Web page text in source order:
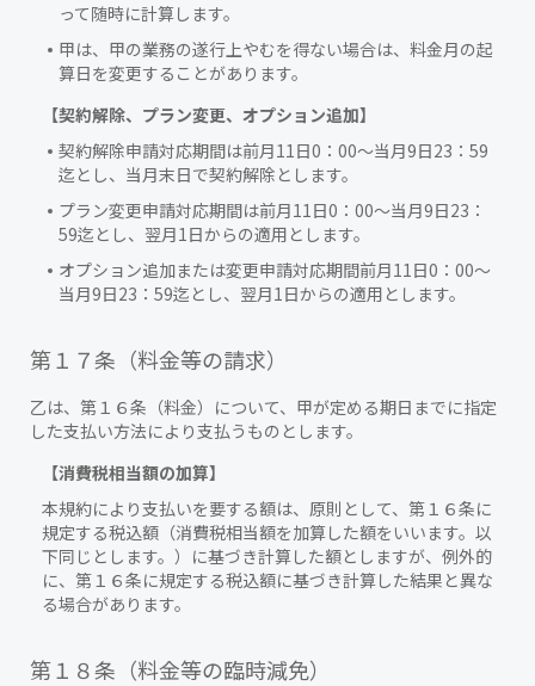
って随時に計算します。
甲は、甲の業務の遂行上やむを得ない場合は、料金月の起
算日を変更することがあります。
【契約解除、プラン変更、オプション追加】
契約解除申請対応期間は前月11日0：00～当月9日23：59
迄とし、当月末日で契約解除とします。
プラン変更申請対応期間は前月11日0：00～当月9日23：
59迄とし、翌月1日からの適用とします。
オプション追加または変更申請対応期間前月11日0：00～
当月9日23：59迄とし、翌月1日からの適用とします。
第１７条（料金等の請求）
乙は、第１６条（料金）について、甲が定める期日までに指定
した支払い方法により支払うものとします。
【消費税相当額の加算】
本規約により支払いを要する額は、原則として、第１６条に
規定する税込額（消費税相当額を加算した額をいいます。以
下同じとします。）に基づき計算した額としますが、例外的
に、第１６条に規定する税込額に基づき計算した結果と異な
る場合があります。
第１８条（料金等の臨時減免）